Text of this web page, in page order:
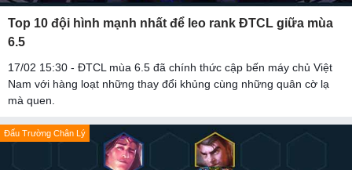
Top 10 đội hình mạnh nhất để leo rank ĐTCL giữa mùa
6.5
17/02 15:30 - ĐTCL mùa 6.5 đã chính thức cập bến máy chủ Việt
Nam với hàng loạt những thay đổi khủng cùng những quân cờ lạ
mà quen.
Đấu Trường Chân Lý